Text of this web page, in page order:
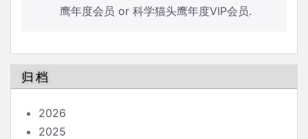
鹰年度会员 or 科学猫头鹰年度VIP会员.
归档
2026
2025